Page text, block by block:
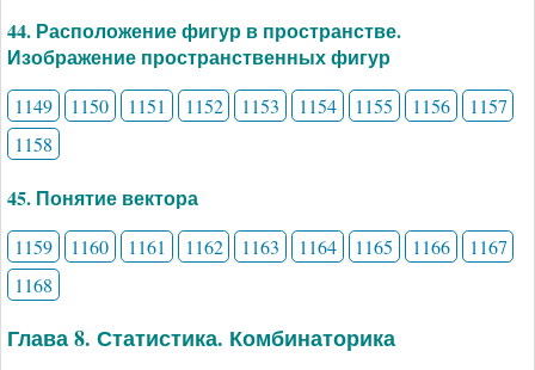
44. Расположение фигур в пространстве.
Изображение пространственных фигур
1149 1150 1151 1152 1153 1154 1155 1156
1157
1158
45. Понятие вектора
1159 1160 1161 1162 1163 1164 1165 1166
1167
1168
Глава 8. Статистика. Комбинаторика